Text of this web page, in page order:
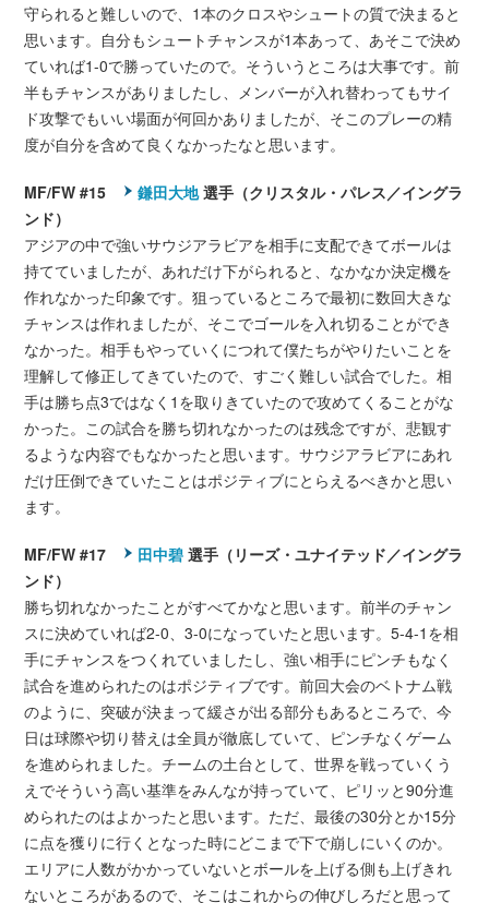
守られると難しいので、1本のクロスやシュートの質で決まると
思います。自分もシュートチャンスが1本あって、あそこで決め
ていれば1-0で勝っていたので。そういうところは大事です。前
半もチャンスがありましたし、メンバーが入れ替わってもサイ
ド攻撃でもいい場面が何回かありましたが、そこのプレーの精
度が自分を含めて良くなかったなと思います。
MF/FW #15 鎌田大地選手（クリスタル・パレス／イングラ
ンド）
アジアの中で強いサウジアラビアを相手に支配できてボールは
持てていましたが、あれだけ下がられると、なかなか決定機を
作れなかった印象です。狙っているところで最初に数回大きな
チャンスは作れましたが、そこでゴールを入れ切ることができ
なかった。相手もやっていくにつれて僕たちがやりたいことを
理解して修正してきていたので、すごく難しい試合でした。相
手は勝ち点3ではなく1を取りきていたので攻めてくることがな
かった。この試合を勝ち切れなかったのは残念ですが、悲観す
るような内容でもなかったと思います。サウジアラビアにあれ
だけ圧倒できていたことはポジティブにとらえるべきかと思い
ます。
MF/FW #17 田中碧 選手（リーズ・ユナイテッド／イングラ
ンド）
勝ち切れなかったことがすべてかなと思います。前半のチャン
スに決めていれば2-0、3-0になっていたと思います。5-4-1を相
手にチャンスをつくれていましたし、強い相手にピンチもなく
試合を進められたのはポジティブです。前回大会のベトナム戦
のように、突破が決まって緩さが出る部分もあるところで、今
日は球際や切り替えは全員が徹底していて、ピンチなくゲーム
を進められました。チームの土台として、世界を戦っていくう
えでそういう高い基準をみんなが持っていて、ピリッと90分進
められたのはよかったと思います。ただ、最後の30分とか15分
に点を獲りに行くとなった時にどこまで下で崩しにいくのか。
エリアに人数がかかっていないとボールを上げる側も上げきれ
ないところがあるので、そこはこれからの伸びしろだと思って